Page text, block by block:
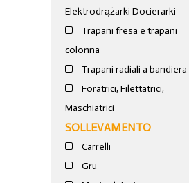
Elektrodrążarki Docierarki
Trapani fresa e trapani
colonna
Trapani radiali a bandiera
Foratrici, Filettatrici,
Maschiatrici
SOLLEVAMENTO
Carrelli
Gru